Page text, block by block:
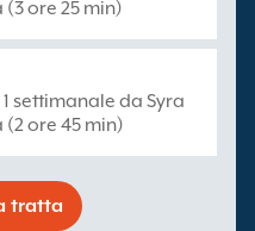
ore 25 min)
settimanale da Syra
ore 45 min)
tratta